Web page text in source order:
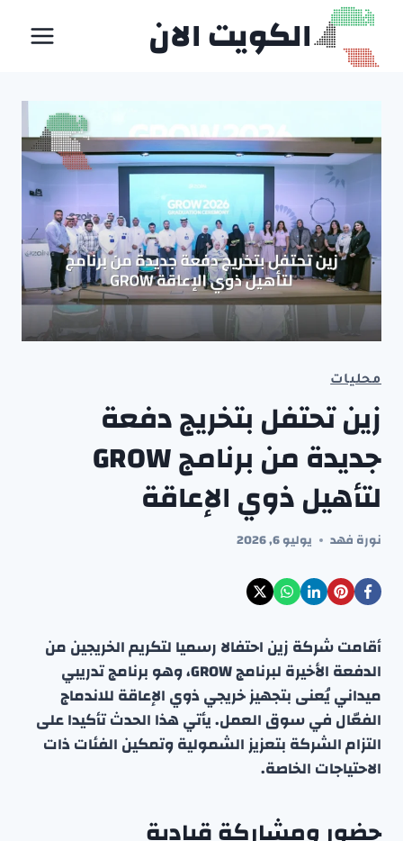
التجاوز
المحتوى
الكويت الان
محليات
زين تحتفل بتخريج دفعة
جديدة من برنامج GROW
لتأهيل ذوي الإعاقة
نورة فهد يوليو 6, 2026
أقامت شركة زين احتفالا رسميا لتكريم الخريجين من
الدفعة الأخيرة لبرنامج GROW، وهو برنامج تدريبي
ميداني يُعنى بتجهيز خريجي ذوي الإعاقة للاندماج
الفعّال في سوق العمل. يأتي هذا الحدث تأكيدا على
التزام الشركة بتعزيز الشمولية وتمكين الفئات ذات
الاحتياجات الخاصة.